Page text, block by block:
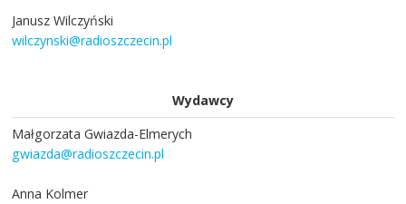
Janusz Wilczyński
wilczynski@radioszczecin.pl
Wydawcy
Małgorzata Gwiazda-Elmerych
gwiazda@radioszczecin.pl
Anna Kolmer